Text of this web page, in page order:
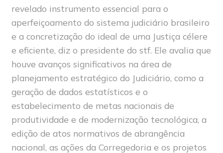
revelado instrumento essencial para o
aperfeiçoamento do sistema judiciário brasileiro
e a concretização do ideal de uma Justiça célere
e eficiente, diz o presidente do stf. Ele avalia que
houve avanços significativos na área de
planejamento estratégico do Judiciário, como a
geração de dados estatísticos e o
estabelecimento de metas nacionais de
produtividade e de modernização tecnológica, a
edição de atos normativos de abrangência
nacional, as ações da Corregedoria e os projetos